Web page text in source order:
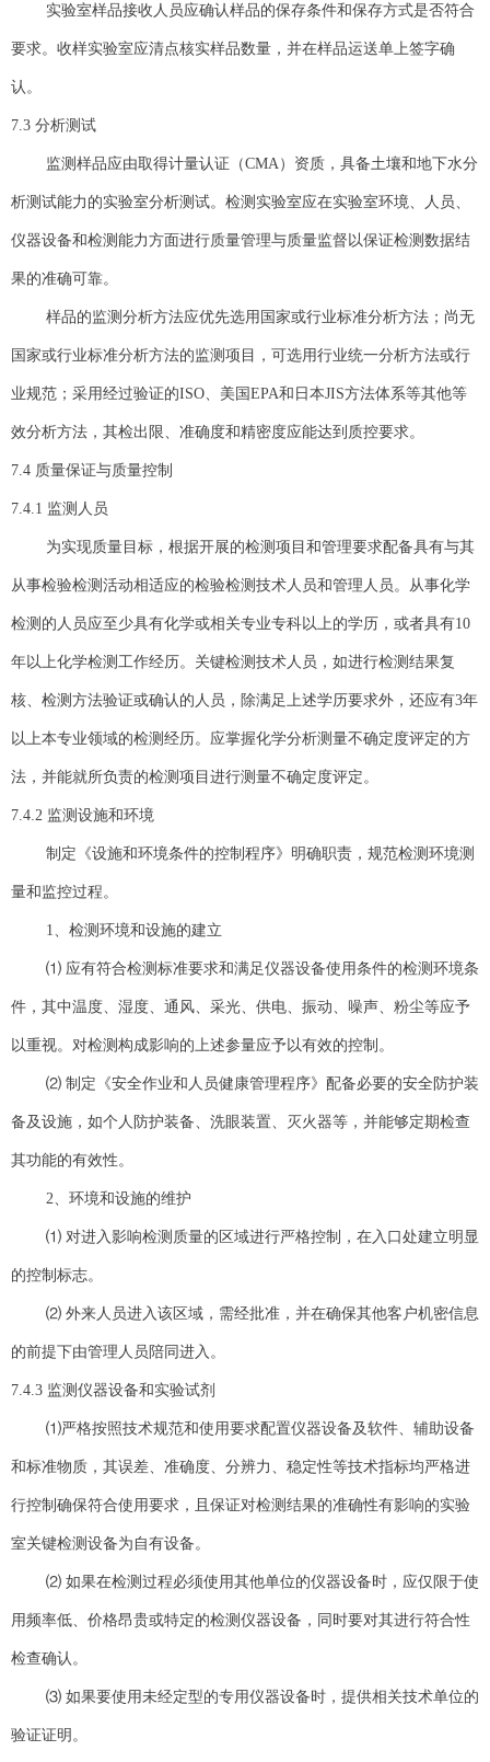
实验室样品接收人员应确认样品的保存条件和保存方式是否符合
要求。收样实验室应清点核实样品数量，并在样品运送单上签字确
认。
7.3 分析测试
监测样品应由取得计量认证（CMA）资质，具备土壤和地下水分
析测试能力的实验室分析测试。检测实验室应在实验室环境、人员、
仪器设备和检测能力方面进行质量管理与质量监督以保证检测数据结
果的准确可靠。
样品的监测分析方法应优先选用国家或行业标准分析方法；尚无
国家或行业标准分析方法的监测项目，可选用行业统一分析方法或行
业规范；采用经过验证的ISO、美国EPA和日本JIS方法体系等其他等
效分析方法，其检出限、准确度和精密度应能达到质控要求。
7.4 质量保证与质量控制
7.4.1 监测人员
为实现质量目标，根据开展的检测项目和管理要求配备具有与其
从事检验检测活动相适应的检验检测技术人员和管理人员。从事化学
检测的人员应至少具有化学或相关专业专科以上的学历，或者具有10
年以上化学检测工作经历。关键检测技术人员，如进行检测结果复
核、检测方法验证或确认的人员，除满足上述学历要求外，还应有3年
以上本专业领域的检测经历。应掌握化学分析测量不确定度评定的方
法，并能就所负责的检测项目进行测量不确定度评定。
7.4.2 监测设施和环境
制定《设施和环境条件的控制程序》明确职责，规范检测环境测
量和监控过程。
1、检测环境和设施的建立
⑴ 应有符合检测标准要求和满足仪器设备使用条件的检测环境条
件，其中温度、湿度、通风、采光、供电、振动、噪声、粉尘等应予
以重视。对检测构成影响的上述参量应予以有效的控制。
⑵ 制定《安全作业和人员健康管理程序》配备必要的安全防护装
备及设施，如个人防护装备、洗眼装置、灭火器等，并能够定期检查
其功能的有效性。
2、环境和设施的维护
⑴ 对进入影响检测质量的区域进行严格控制，在入口处建立明显
的控制标志。
⑵ 外来人员进入该区域，需经批准，并在确保其他客户机密信息
的前提下由管理人员陪同进入。
7.4.3 监测仪器设备和实验试剂
⑴严格按照技术规范和使用要求配置仪器设备及软件、辅助设备
和标准物质，其误差、准确度、分辨力、稳定性等技术指标均严格进
行控制确保符合使用要求，且保证对检测结果的准确性有影响的实验
室关键检测设备为自有设备。
⑵ 如果在检测过程必须使用其他单位的仪器设备时，应仅限于使
用频率低、价格昂贵或特定的检测仪器设备，同时要对其进行符合性
检查确认。
⑶ 如果要使用未经定型的专用仪器设备时，提供相关技术单位的
验证证明。